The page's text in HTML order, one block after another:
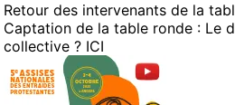
Retour des intervenants de la
Captation de la table ronde : Le
collective ? ICI